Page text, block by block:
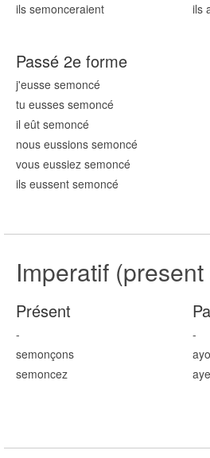
ils semonceraient
ils
Passé 2e forme
j'eusse semoncé
tu eusses semoncé
il eût semoncé
nous eussions semoncé
vous eussiez semoncé
ils eussent semoncé
Imperatif
Présent
-
semonçons
semoncez
-